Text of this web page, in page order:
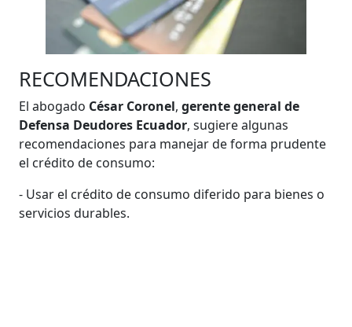
RECOMENDACIONES
El abogado César Coronel,gerente general de
Defensa Deudores Ecuador, sugiere algunas
recomendaciones para manejar de forma prudente
el crédito de consumo:
- Usar el crédito de consumo diferido para bienes o
servicios durables.